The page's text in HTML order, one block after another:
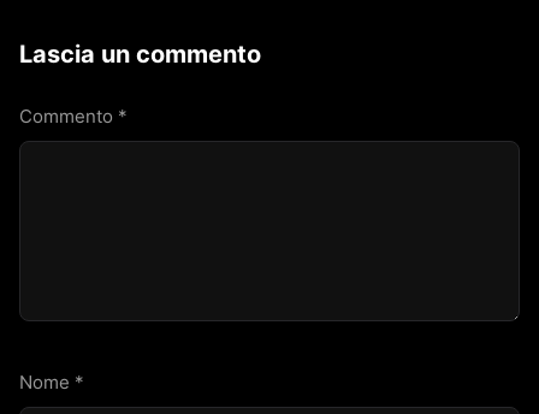
Lascia un commento
Commento *
Nome *